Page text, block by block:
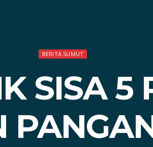
BERITA SUMUT
SISA 5